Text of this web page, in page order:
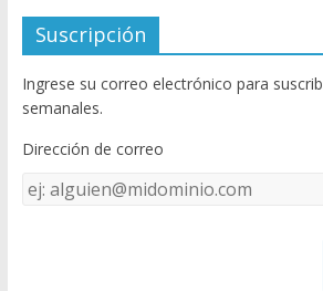
e
b
o
o
k
itt
er
u
T
u
e
C
Suscripción
Ingrese su correo electrónico para
semanales.
Dirección de correo
Dirección
de